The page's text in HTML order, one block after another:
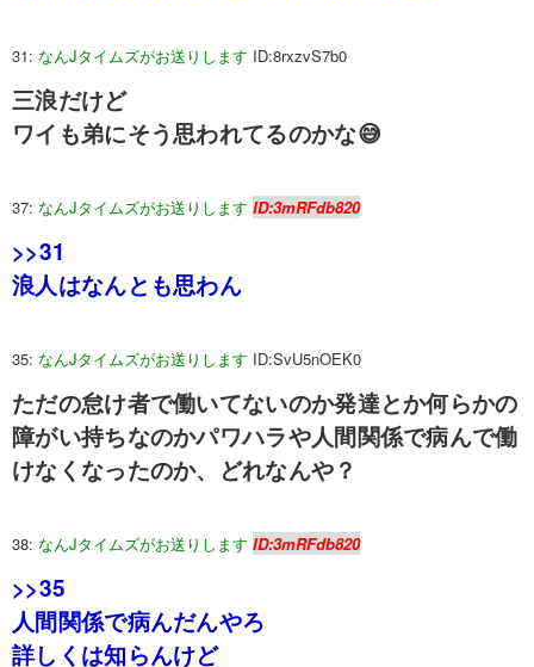
31: なんJタイムズがお送りします ID:8rxzvS7b0
三浪だけど
ワイも弟にそう思われてるのかな😅
37: なんJタイムズがお送りします ID:3mRFdb820
>>31
浪人はなんとも思わん
35: なんJタイムズがお送りします ID:SvU5nOEK0
ただの怠け者で働いてないのか発達とか何らかの
障がい持ちなのかパワハラや人間関係で病んで働
けなくなったのか、どれなんや？
38: なんJタイムズがお送りします ID:3mRFdb820
>>35
人間関係で病んだんやろ
詳しくは知らんけど